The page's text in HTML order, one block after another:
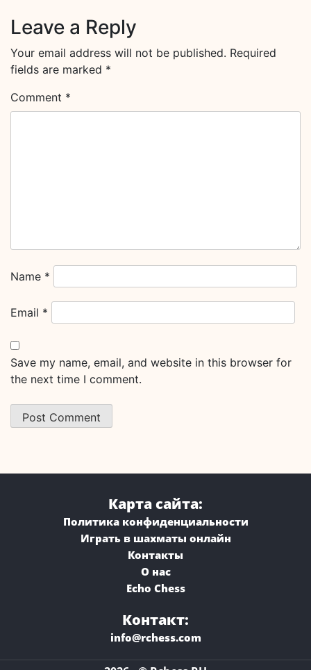
Leave a Reply
Your email address will not be published. Required
fields are marked *
Comment *
Name *
Email *
Save my name, email, and website in this browser for
the next time I comment.
Карта сайта:
Политика конфиденциальности
Играть в шахматы онлайн
Контакты
О нас
Echo Chess
Контакт:
info@rchess.com